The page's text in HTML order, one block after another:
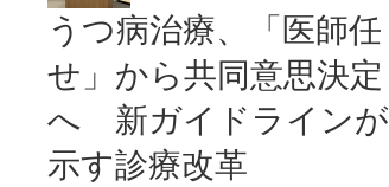
うつ病治療、「医師任
せ」から共同意思決定
へ 新ガイドラインが
示す診療改革